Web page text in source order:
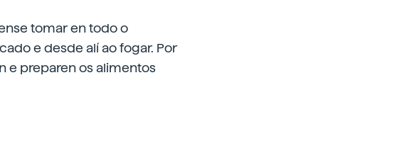
tomar en todo o
e desde alí ao fogar. Por
e preparen os alimentos